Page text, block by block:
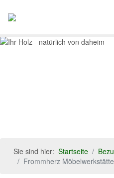
Sie sind hier:Startseite
Frommherz